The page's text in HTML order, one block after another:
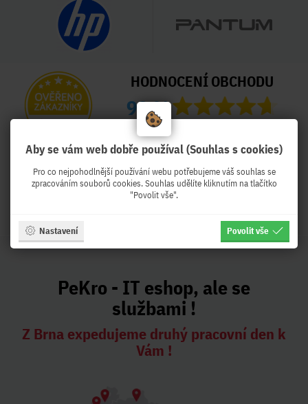
HODNOCENÍ OBCHODU
99 %
Obchod Pekro.cz hodnotilo 3996
Ověřený zákazník
Ověřený zákazník
PeKro - IT eshop, ale se
službami !
Z Brna expedujeme druhý pracovní den k
Vám !
Aby se vám web dobře používal (Souhlas s cookies)
Pro co nejpohodlnější používání webu potřebujeme váš souhlas se
zpracováním souborů cookies. Souhlas udělíte kliknutím na tlačítko
"Povolit vše".
Nastavení Povolit vše